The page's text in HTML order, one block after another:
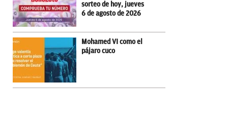
sorteo de hoy, jueves
6 de agosto de 2026
Mohamed VI como el
pájaro cuco